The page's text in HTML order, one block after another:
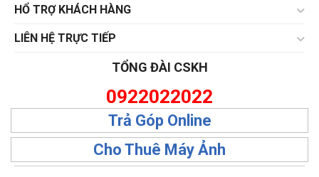
HỔ TRỢ KHÁCH HÀNG
LIÊN HỆ TRỰC TIẾP
TỔNG ĐÀI CSKH
0922022022
Trả Góp Online
Cho Thuê Máy Ảnh